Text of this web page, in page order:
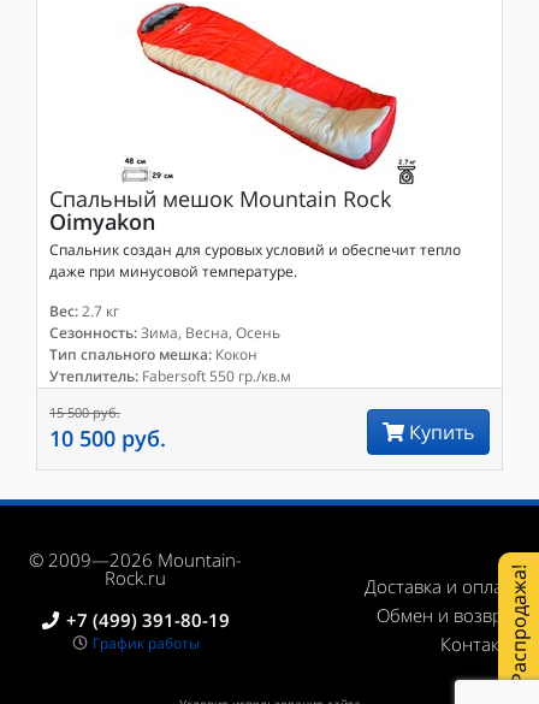
Спальный мешок Mountain Rock
Oimyakon
Спальник создан для суровых условий и обеспечит тепло
даже при минусовой температуре.
Вес:2.7 кг
Сезонность:Зима, Весна, Осень
Тип спального мешка: Кокон
Утеплитель: Fabersoft 550 гр./кв.м
15 500 руб.
10 500 руб. Купить
© 2009—2026 Mountain-
Rock.ru
+7 (499) 391-80-19
График работы
Доставка и оплата
Обмен и возврат
КонтактыРаспродажа!